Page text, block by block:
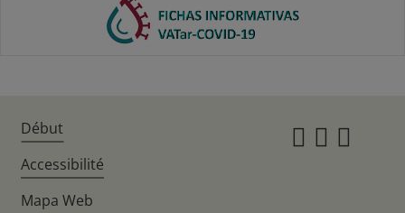
Début
Accessibilité
Mapa Web